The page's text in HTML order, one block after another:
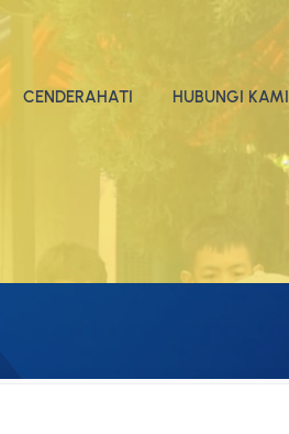
CENDERAHATI HUBUNGI KAMI